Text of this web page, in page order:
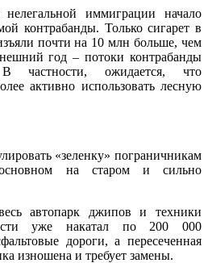
иммиграции начало
контрабанды. Только сигарет в
почти на 10 млн больше, чем
год – потоки контрабанды
В частности, ожидается, что
активно использовать лесную
«зеленку» пограничникам
на старом и сильно
автопарк джипов и техники
уже накатал по 200 000
дороги, а пересеченная
изношена и требует замены.